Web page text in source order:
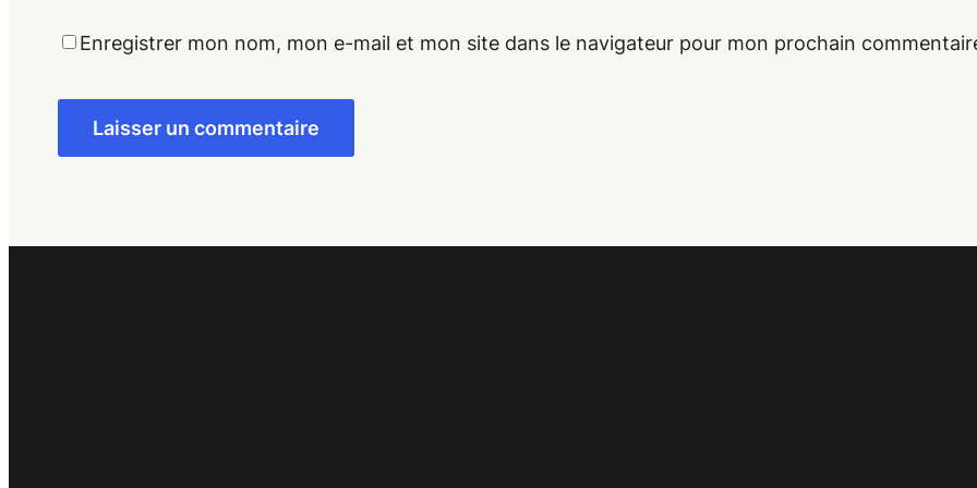
Enregistrer mon nom, mon e-mail et mon site dans le navigateur pour mon prochain